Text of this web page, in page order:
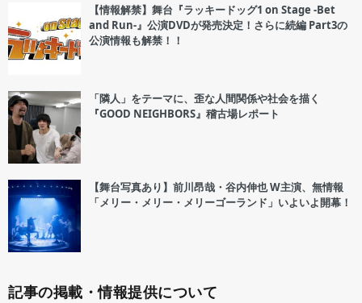
【情報解禁】舞台『ラッキードッグ1 on Stage -Bet
and Run-』公演DVDが発売決定！さらに続編 Part3の
公演情報も解禁！！
「隣人」をテーマに、歪な人間関係や社会を描く
『GOOD NEIGHBORS』稽古場レポート
【舞台写真あり】前川昂哉・谷内伸也 W主演、無情報
「メリー・メリー・メリーゴーランド」いよいよ開幕！
記事の掲載・情報提供について